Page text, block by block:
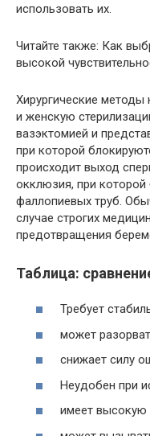
использовать их.
Читайте также: Как
высокой
Хирургические
и женскую
вазэктомией и
при которой
происходит выход
окклюзия, при которой
фаллопиевых труб.
случае строгих
предотвращения
Таблица:
Требует
может
снижает силу
Неудобен при
имеет высокую